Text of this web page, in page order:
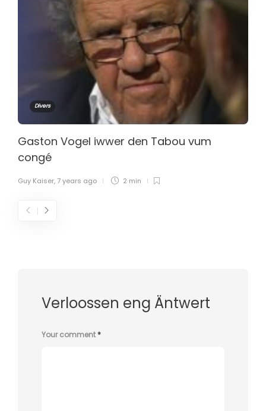
Divers
Gaston Vogel iwwer den Tabou vum
congé
Guy Kaiser, 7 years ago 2 min
Verloossen eng Äntwert
Your comment*